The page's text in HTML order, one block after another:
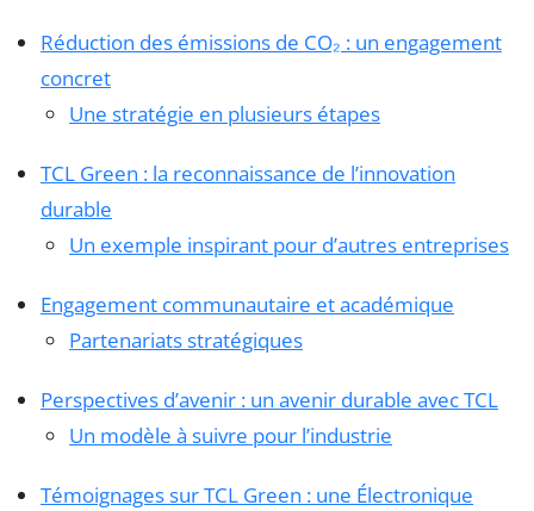
Réduction des émissions de CO₂ : un engagement
concret
Une stratégie en plusieurs étapes
TCL Green : la reconnaissance de l’innovation
durable
Un exemple inspirant pour d’autres entreprises
Engagement communautaire et académique
Partenariats stratégiques
Perspectives d’avenir : un avenir durable avec TCL
Un modèle à suivre pour l’industrie
Témoignages sur TCL Green : une Électronique